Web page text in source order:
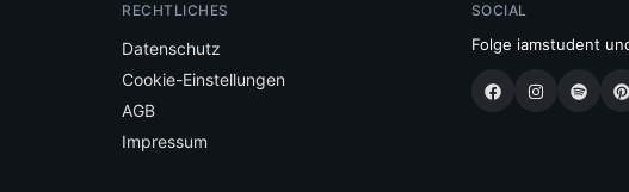
RECHTLICHES
Datenschutz
Cookie-Einstellungen
AGB
Impressum
SOCIAL
Folge iamstudent